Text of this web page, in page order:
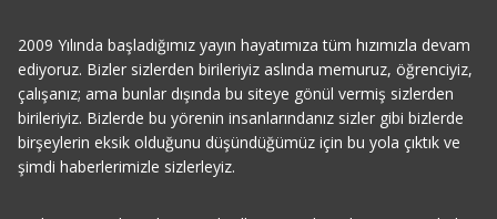
2009 Yılında başladığımız yayın hayatımıza tüm hızımızla devam
ediyoruz. Bizler sizlerden birileriyiz aslında memuruz, öğrenciyiz,
çalışanız; ama bunlar dışında bu siteye gönül vermiş sizlerden
birileriyiz. Bizlerde bu yörenin insanlarındanız sizler gibi bizlerde
birşeylerin eksik olduğunu düşündüğümüz için bu yola çıktık ve
şimdi haberlerimizle sizlerleyiz.